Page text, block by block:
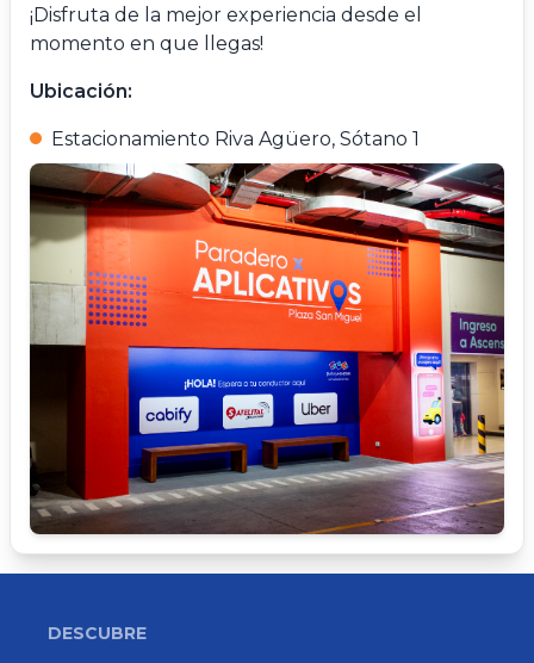
¡Disfruta de la mejor experiencia desde el
momento en que llegas!
Ubicación:
Estacionamiento Riva Agüero, Sótano 1
DESCUBRE